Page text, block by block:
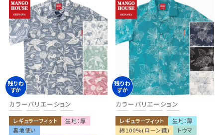
カラーバリエーション
レギュラーフィット
生地：厚
裏地使い
NEW
残りわ
ずか
No.3
カラーバリエーション
レギュラーフィット
生地：薄
綿100%(ローン織)
トウマ
残りわ
ずか